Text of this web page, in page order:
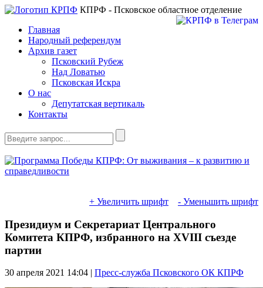
КПРФ - Псковское областное отделение
Главная
Народный референдум
Архив газет
Псковский Рубеж
Над Ловатью
Псковская Искра
О нас
Депутатская вертикаль
Контакты
+ Увеличить шрифт - Уменьшить шрифт
Президиум и Секретариат Центрального
Комитета КПРФ, избранного на XVIII съезде
партии
30 апреля 2021 14:04 | Пресс-служба Псковского ОК КПРФ